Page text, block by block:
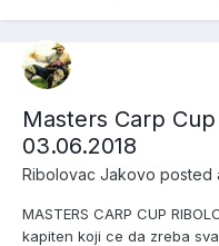
Masters Carp
03.06.2018
Ribolovac Jakovo posted
MASTERS CARP CUP
kapiten koji ce da zreba